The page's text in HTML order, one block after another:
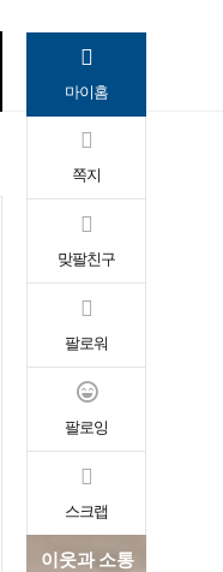
마이홈
쪽지
맞팔친구
팔로워
팔로잉
스크랩
이웃과 소통
편리한 교통